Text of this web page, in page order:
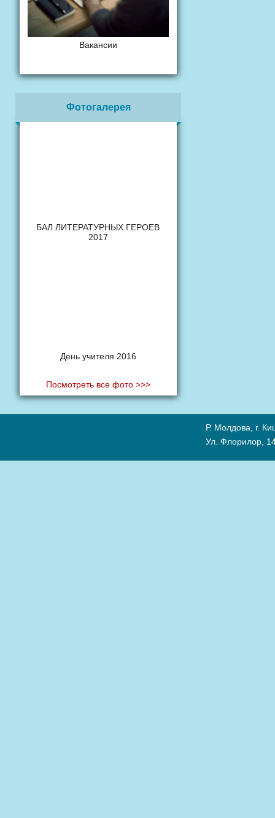
Вакансии
Фотогалерея
БАЛ ЛИТЕРАТУРНЫХ ГЕРОЕВ
2017
День учителя 2016
Посмотреть все фото >>>
Р. Молдова, г.
Ул. Флорилор,